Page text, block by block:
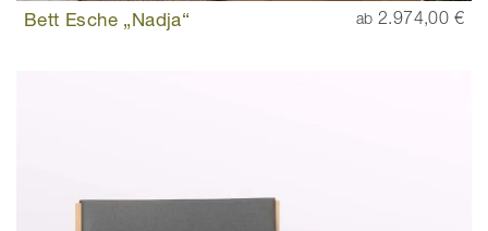
Bett Esche „Nadja“ ab 2.974,00 €